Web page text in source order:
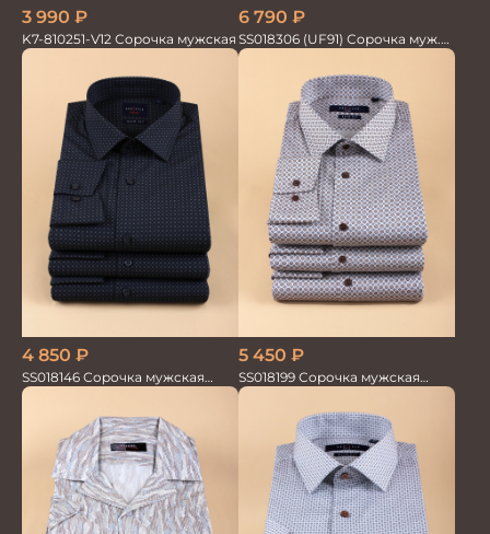
3 990 ₽
K7-810251-V12 Сорочка мужская
6 790 ₽
SS018306 (UF91) Сорочка муж.
GROSTYLE TRENDY
4 850 ₽
SS018146 Сорочка мужская
GROSTYLE TRENDY
5 450 ₽
SS018199 Сорочка мужская
GROSTYLE PRIME